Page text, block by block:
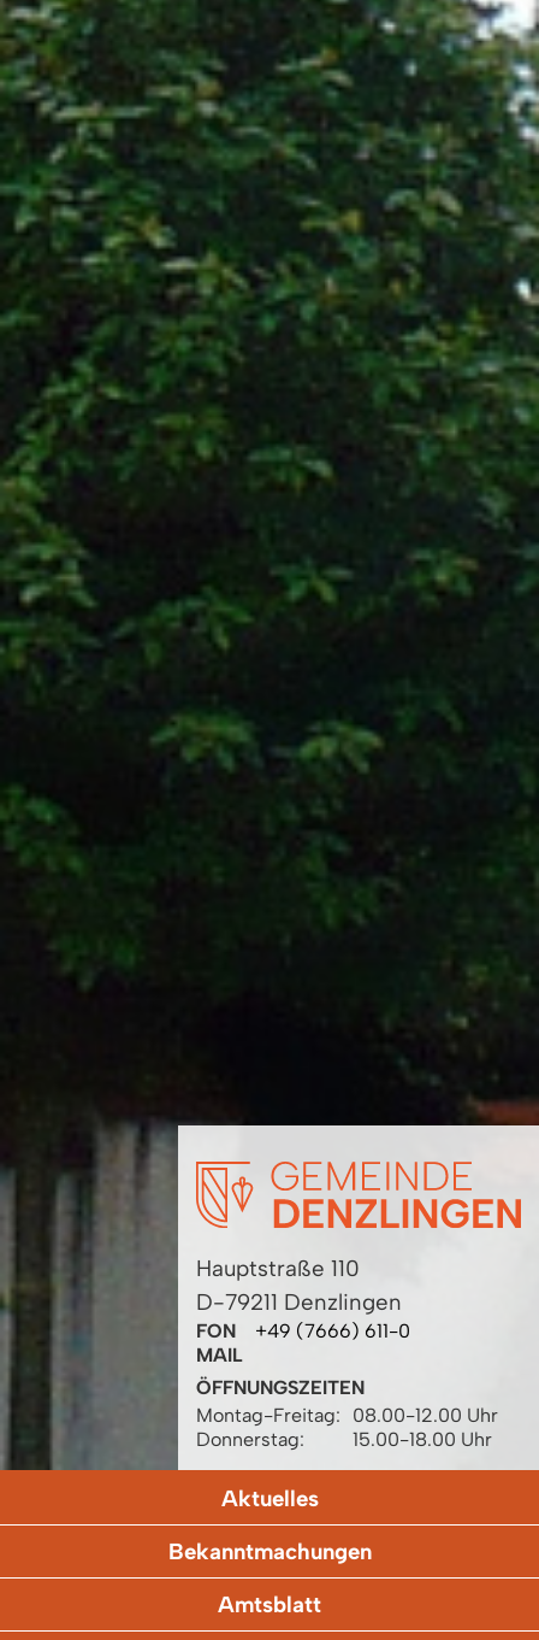
Hauptstraße 110
D-79211 Denzlingen
FON
+49 (7666) 611-0
MAIL
ÖFFNUNGSZEITEN
Montag-Freitag:
08.00-12.00 Uhr
Donnerstag:
15.00-18.00 Uhr
Aktuelles
Bekanntmachungen
Amtsblatt